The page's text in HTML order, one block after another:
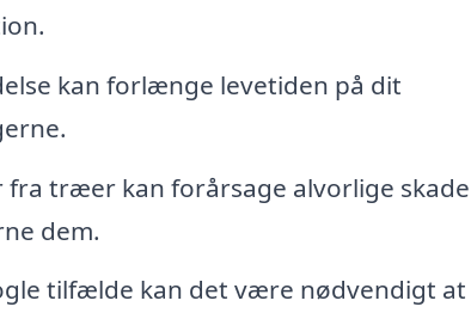
kan forlænge levetiden på dit
fra træer kan forårsage alvorlige
dem.
tilfælde kan det være nødvendigt at